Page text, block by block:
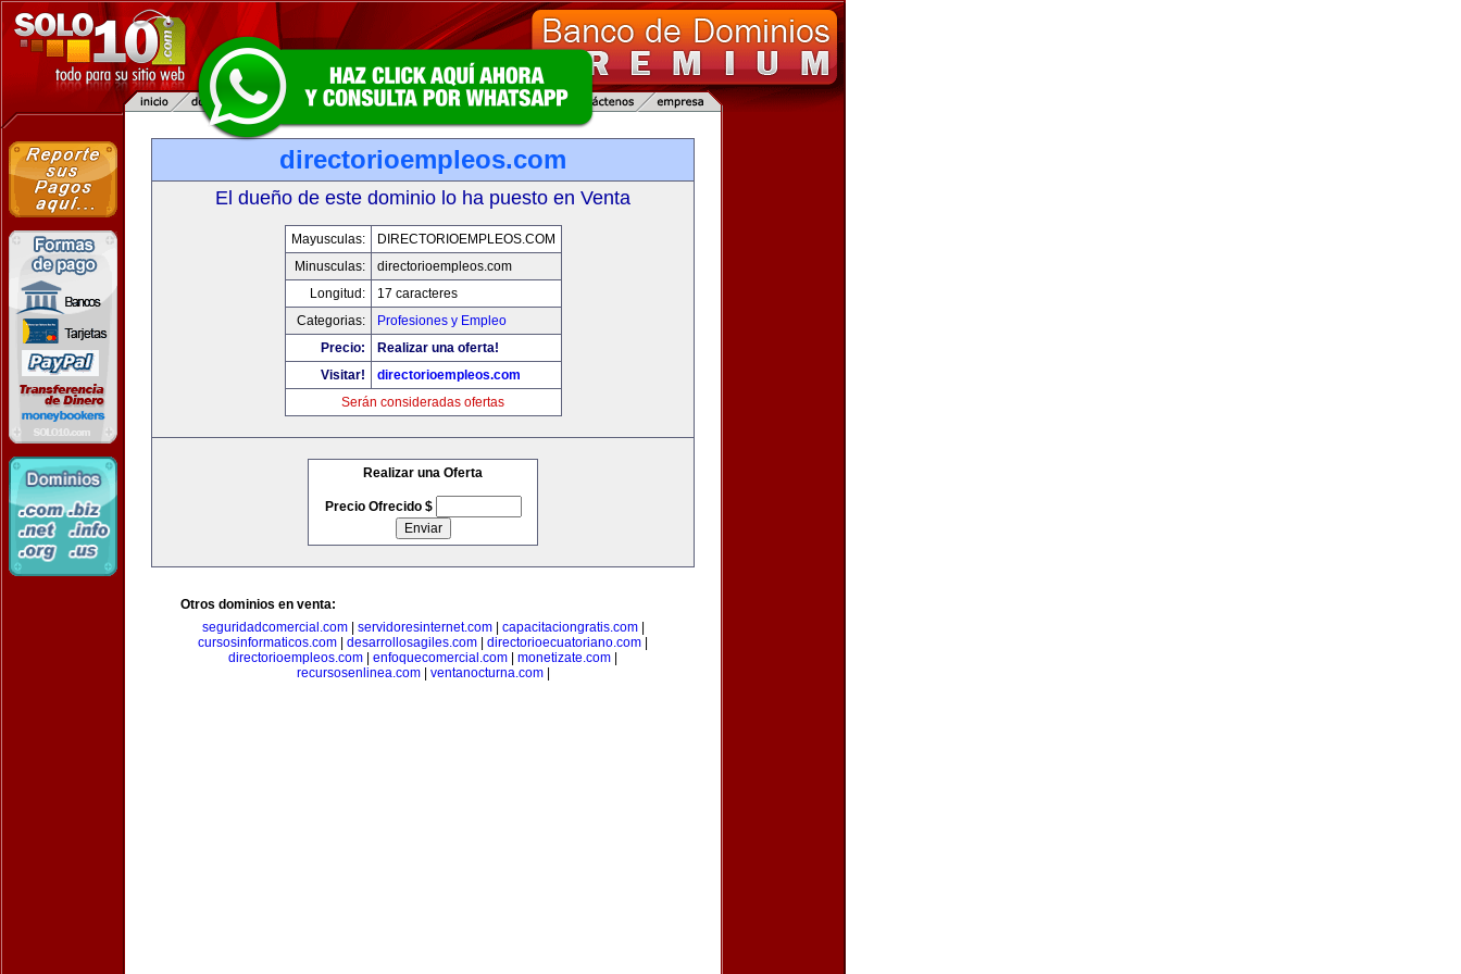
directorioempleos.com
El dueño de este dominio lo ha puesto en Venta
Mayusculas:
DIRECTORIOEMPLEOS.COM
Minusculas:
directorioempleos.com
Longitud:
17 caracteres
Categorias:
Profesiones y Empleo
Precio:
Realizar una oferta!
Visitar!
directorioempleos.com
Serán consideradas ofertas
Realizar una Oferta
Precio Ofrecido $
Otros dominios en venta:
seguridadcomercial.com| servidoresinternet.com| capacitaciongratis.com|
cursosinformaticos.com
desarrollosagiles.com directorioecuatoriano.com
directorioempleos.com
enfoquecomercial.com monetizate.com
recursosenlinea.com| ventanocturna.com|